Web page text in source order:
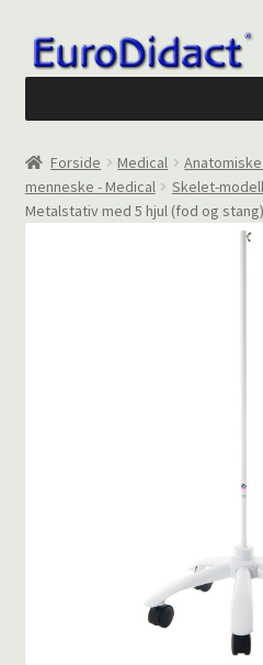
Spring
til
Spring
til
Om os
Privatliv og cookies
Forside Medical
menneske - Medical
Skelet-
Metalstativ med 5 hjul (fod og